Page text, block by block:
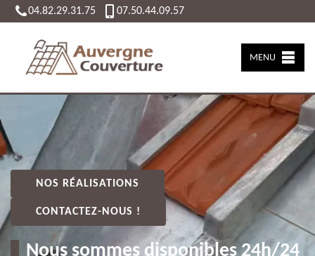
04.82.29.31.75 07.50.44.09.57
MENU
NOS RÉALISATIONS
CONTACTEZ-NOUS !
Nous sommes disponibles 24h/24